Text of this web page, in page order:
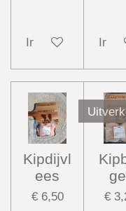
In winkelwagen
In
Kipdijvl
ees
€ 6,50 €